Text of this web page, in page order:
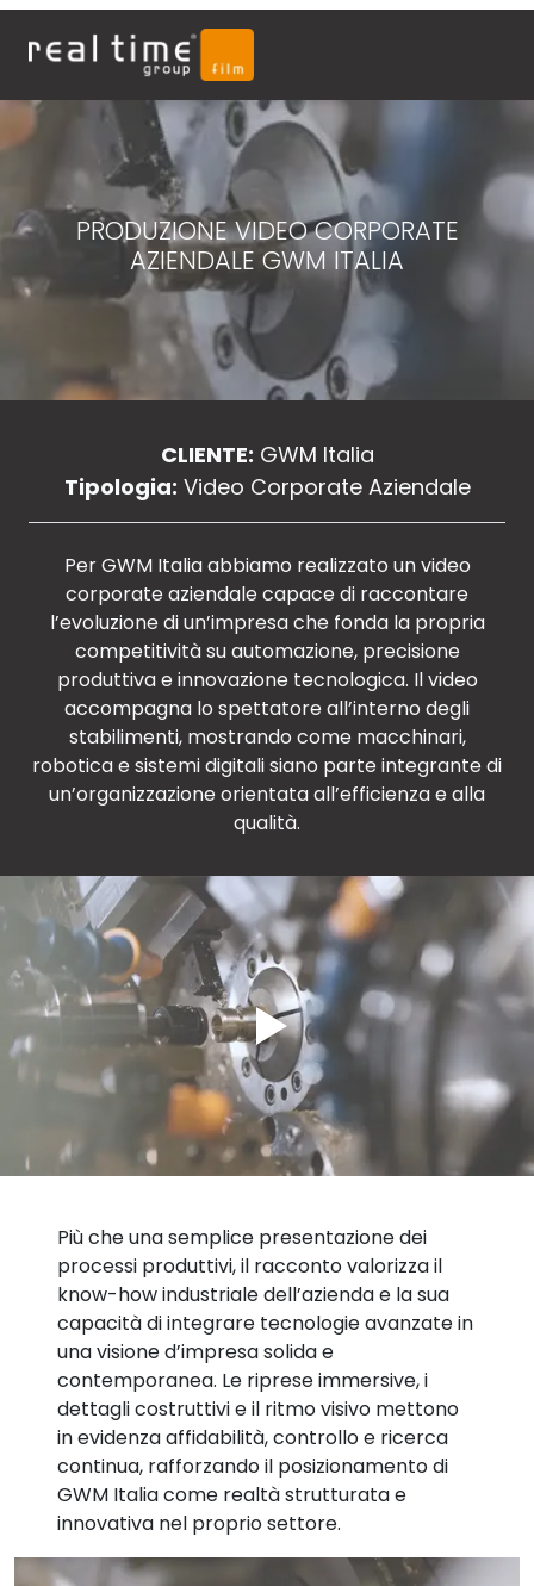
PRODUZIONE VIDEO CORPORATE
AZIENDALE GWM ITALIA
CLIENTE: GWM Italia
Tipologia: Video Corporate Aziendale
Per GWM Italia abbiamo realizzato un video
corporate aziendale capace di raccontare
l’evoluzione di un’impresa che fonda la propria
competitività su automazione, precisione
produttiva e innovazione tecnologica. Il video
accompagna lo spettatore all’interno degli
stabilimenti, mostrando come macchinari,
robotica e sistemi digitali siano parte integrante di
un’organizzazione orientata all’efficienza e alla
qualità.
Più che una semplice presentazione dei
processi produttivi, il racconto valorizza il
know-how industriale dell’azienda e la sua
capacità di integrare tecnologie avanzate in
una visione d’impresa solida e
contemporanea. Le riprese immersive, i
dettagli costruttivi e il ritmo visivo mettono
in evidenza affidabilità, controllo e ricerca
continua, rafforzando il posizionamento di
GWM Italia come realtà strutturata e
innovativa nel proprio settore.